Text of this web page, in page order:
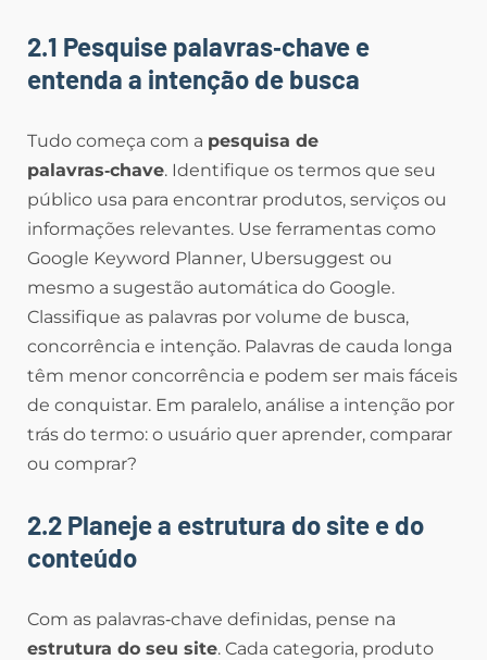
2.1 Pesquise palavras‑chave e
entenda a intenção de busca
Tudo começa com a pesquisa de
palavras‑chave. Identifique os termos que seu
público usa para encontrar produtos, serviços ou
informações relevantes. Use ferramentas como
Google Keyword Planner, Ubersuggest ou
mesmo a sugestão automática do Google.
Classifique as palavras por volume de busca,
concorrência e intenção. Palavras de cauda longa
têm menor concorrência e podem ser mais fáceis
de conquistar. Em paralelo, análise a intenção por
trás do termo: o usuário quer aprender, comparar
ou comprar?
2.2 Planeje a estrutura do site e do
conteúdo
Com as palavras‑chave definidas, pense na
estrutura do seu site. Cada categoria, produto